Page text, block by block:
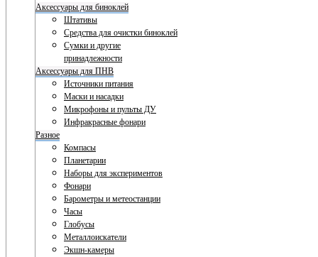
Аксессуары для биноклей
Штативы
Средства для очистки биноклей
Сумки и другие
принадлежности
Аксессуары для ПНВ
Источники питания
Маски и насадки
Микрофоны и пульты ДУ
Инфракрасные фонари
Разное
Компасы
Планетарии
Наборы для экспериментов
Фонари
Барометры и метеостанции
Часы
Глобусы
Металлоискатели
Экшн-камеры